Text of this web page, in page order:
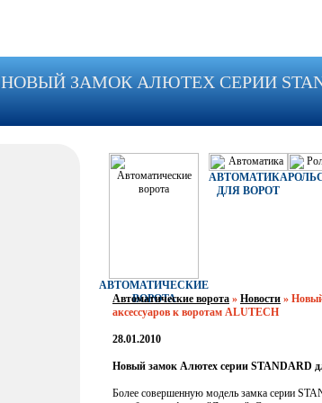
НОВЫЙ ЗАМОК АЛЮТЕХ СЕРИИ
АВТОМАТИЧЕСКИЕ
ВОРОТА
АВТОМАТИКА
ДЛЯ ВОРОТ
Автоматические ворота » Новости »
аксессуаров к воротам ALUTECH
28.01.2010
Новый замок Алютех серии STANDARD
Более совершенную модель замка серии